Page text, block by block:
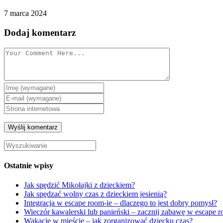
7 marca 2024
Dodaj komentarz
Ostatnie wpisy
Jak spędzić Mikołajki z dzieckiem?
Jak spędzać wolny czas z dzieckiem jesienią?
Integracja w escape room-ie – dlaczego to jest dobry pomysł?
Wieczór kawalerski lub panieński – zacznij zabawę w escape
Wakacje w mieście – jak zorganizować dziecku czas?